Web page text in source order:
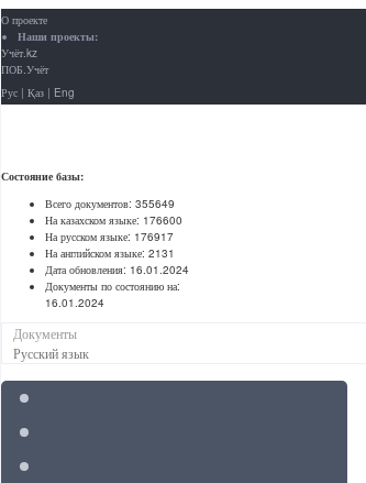
О проекте
Наши проекты:
Учёт.kz
ПОБ.Учёт
Рус | Қаз | Eng
Состояние базы:
Всего документов: 355649
На казахском языке: 176600
На русском языке: 176917
На английском языке: 2131
Дата обновления: 16.01.2024
Документы по состоянию на:
16.01.2024
Документы
Русский язык